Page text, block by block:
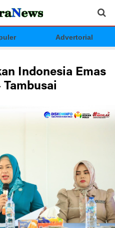
Advertorial
Indonesia Emas